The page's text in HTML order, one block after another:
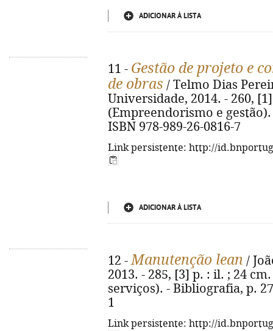
ADICIONAR À LISTA
11 - Gestão de projeto e
de obras / Telmo Dias
Universidade, 2014. - 260,
(Empreendorismo e
ISBN 978-989-26-0816-7
Link persistente: http://
ADICIONAR À LISTA
12 -Manutenção lean /
2013. - 285, [3] p. : il. ; 24
serviços). - Bibliografia, p.
1
Link persistente: http://